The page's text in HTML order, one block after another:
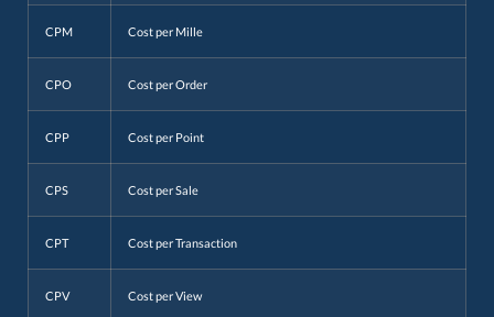
CPM Cost per Mille
CPO Cost per Order
CPP Cost per Point
CPS Cost per Sale
CPT Cost per Transaction
CPV Cost per View